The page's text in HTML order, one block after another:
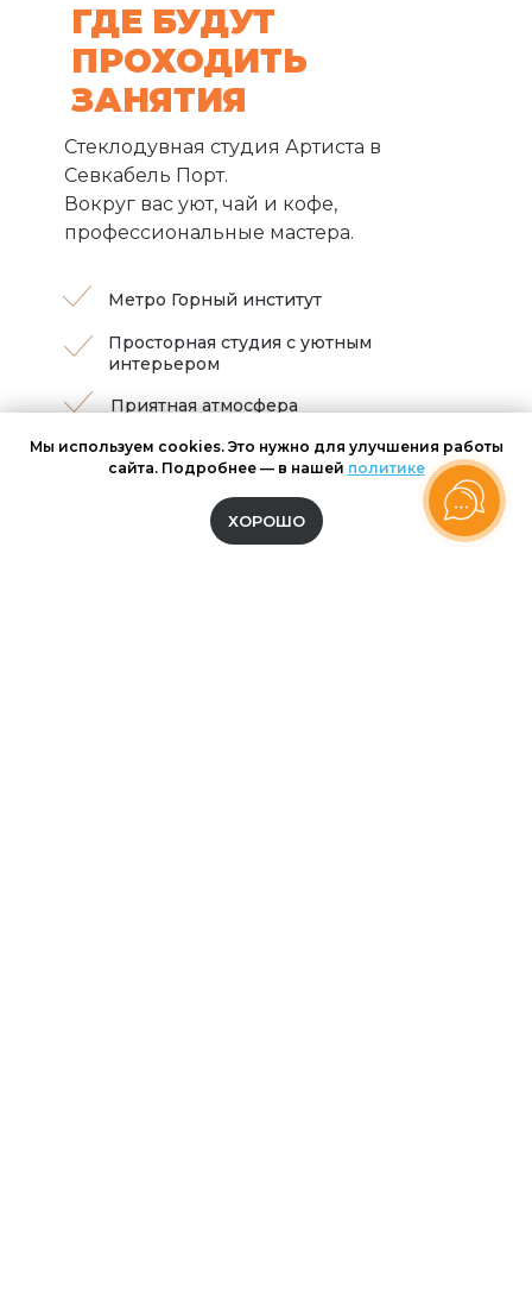
Приятная атмосфера
Просторная студия с уютным
интерьером
Метро Горный институт
Стеклодувная студия Артиста в
Севкабель Порт.
Вокруг вас уют, чай и кофе,
профессиональные мастера.
ГДЕ БУДУТ
ПРОХОДИТЬ
ЗАНЯТИЯ
Мы используем cookies. Это нужно для улучшения работы
сайта. Подробнее — в нашей политике
ХОРОШО